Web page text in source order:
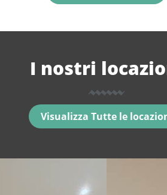
I nostri
Visualizza Tutte le